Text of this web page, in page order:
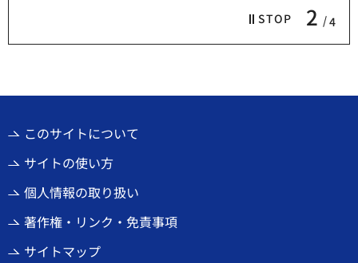
STOP 2 4
このサイトについて
サイトの使い方
個人情報の取り扱い
著作権・リンク・免責事項
サイトマップ